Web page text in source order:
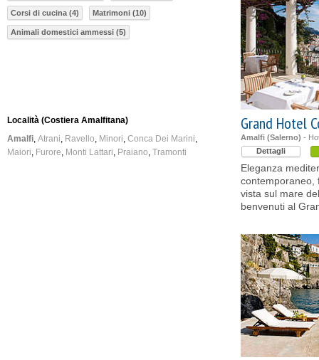
Grand Hotel
Amalfi (Salerno) -
Dettagli
Eleganza
contemporaneo,
vista sul mare
benvenuti al
Corsi di cucina (4) Matrimoni (10)
Animali domestici ammessi (5)
Località (Costiera Amalfitana)
Amalfi Atrani Ravello Minori Conca Dei Marini
Maiori
Furore Monti Lattari Praiano Tramonti